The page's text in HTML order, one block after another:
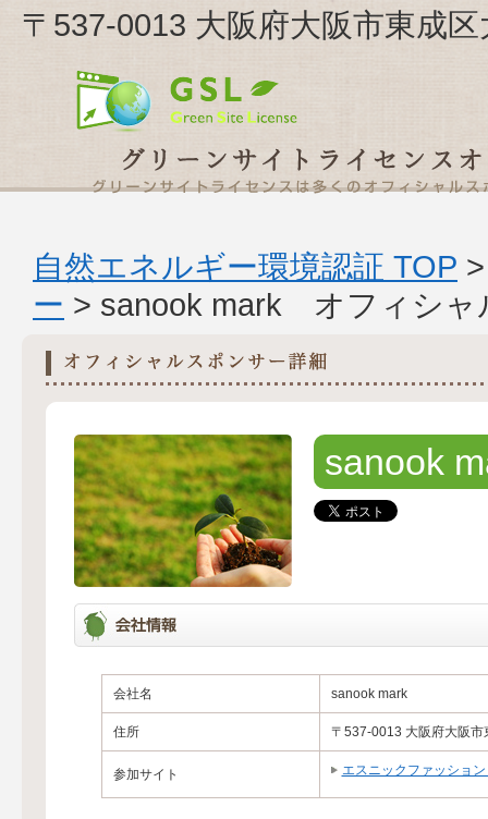
〒537-0013 大阪府大阪市東成
自然エネルギー環境認証 TOP
ー > sanook mark オフィシャ
sanook
会社名 sanook mark
住所 〒537-0013 大阪府大阪
参加サイト エスニックファッショ